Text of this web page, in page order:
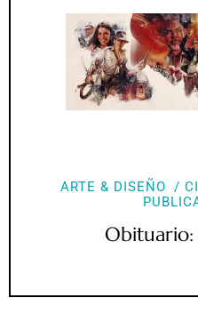
ARTE & DISEÑO
Obituario: